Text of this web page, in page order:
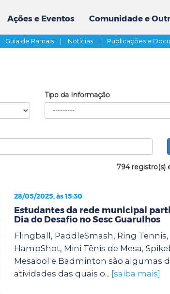
Ações e Eventos Comunidade e
Guia de Ramais | Notícias | Publicações e
Tipo da Informação
794 registro(s)
28/05/2025, às 15:30
Estudantes da rede municipal
Dia do Desafio no Sesc Guarulhos
Flingball, PaddleSmash, Ring
HampShot, Mini Tênis de Mesa,
Mesabol e Badminton são algumas
atividades das quais o... [saiba mais]